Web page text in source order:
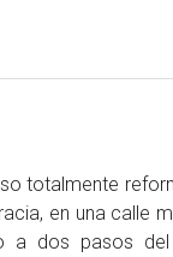
totalmente
en una calle
a dos pasos